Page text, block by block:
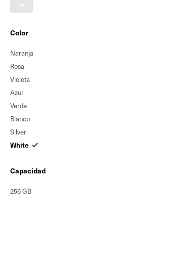
OK
Color
Naranja
Rosa
Violeta
Azul
Verde
Blanco
Silver
White
Capacidad
256 GB